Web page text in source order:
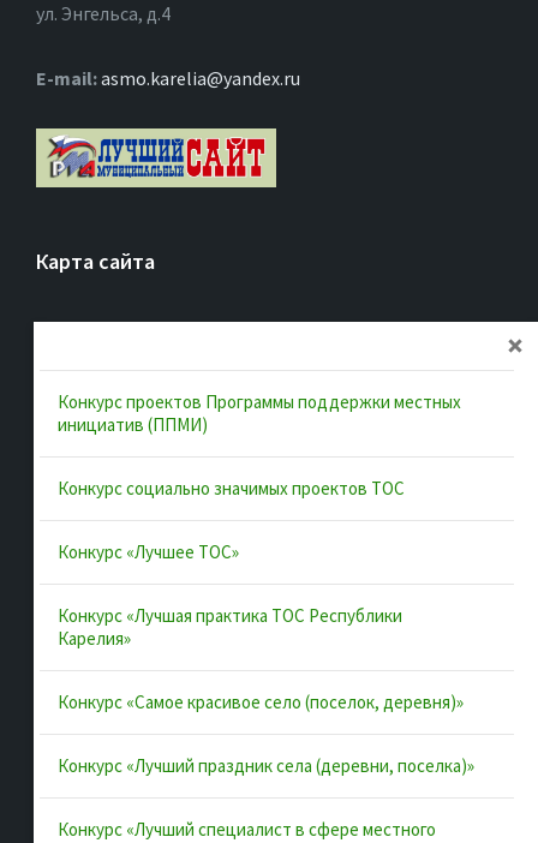
ул. Энгельса, д.4
Е-mail:asmo.karelia@yandex.ru
Карта сайта
Об ассоциации
Документы
Муниципальные образования
Конкурсы и лучшие практики
Контакты
Полезные ссылки
Интернет-портал Республики Карелия
Территориальное общественное самоуправление в
Конкурс проектов Программы поддержки местных
инициатив (ППМИ)
Конкурс социально значимых проектов ТОС
Конкурс «Лучшее ТОС»
Конкурс «Лучшая практика ТОС Республики
Карелия»
Конкурс «Самое красивое село (поселок, деревня)»
Конкурс «Лучший праздник села (деревни, поселка)»
Конкурс «Лучший специалист в сфере местного